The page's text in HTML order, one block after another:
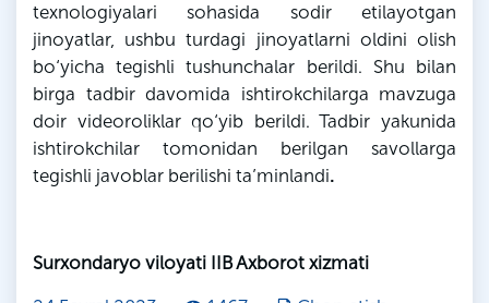
texnologiyalari sohasida sodir etilayotgan
jinoyatlar, ushbu turdagi jinoyatlarni oldini olish
bo‘yicha tegishli tushunchalar berildi. Shu bilan
birga tadbir davomida ishtirokchilarga mavzuga
doir videoroliklar qo‘yib berildi. Tadbir yakunida
ishtirokchilar tomonidan berilgan savollarga
tegishli javoblar berilishi ta’minlandi.
Surxondaryo viloyati IIB Axborot xizmati